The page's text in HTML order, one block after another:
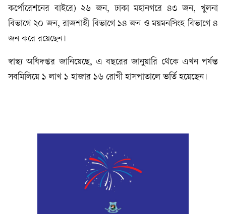
কর্পোরেশনের বাইরে) ২৬ জন, ঢাকা মহানগরে ৪৩ জন, খুলনা
বিভাগে ২০ জন, রাজশাহী বিভাগে ১৪ জন ও ময়মনসিংহ বিভাগে ৪
জন করে রয়েছেন।
স্বাস্থ্য অধিদপ্তর জানিয়েছে, এ বছরের জানুয়ারি থেকে এখন পর্যন্ত
সবমিলিয়ে ১ লাখ ১ হাজার ১৬ রোগী হাসপাতালে ভর্তি হয়েছেন।